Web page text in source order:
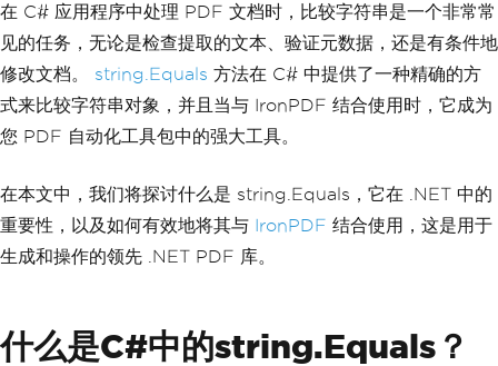
在 C# 应用程序中处理 PDF 文档时，比较字符串是一个非常常
见的任务，无论是检查提取的文本、验证元数据，还是有条件地
修改文档。 string.Equals 方法在 C# 中提供了一种精确的方
式来比较字符串对象，并且当与 IronPDF 结合使用时，它成为
您 PDF 自动化工具包中的强大工具。
在本文中，我们将探讨什么是 string.Equals，它在 .NET 中的
重要性，以及如何有效地将其与 IronPDF 结合使用，这是用于
生成和操作的领先 .NET PDF 库。
什么是C#中的string.Equals？